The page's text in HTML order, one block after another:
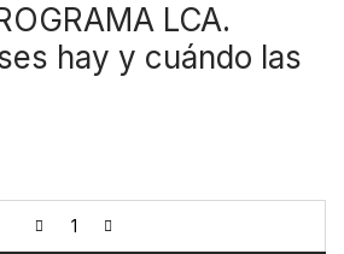
LCA.
hay y cuándo las